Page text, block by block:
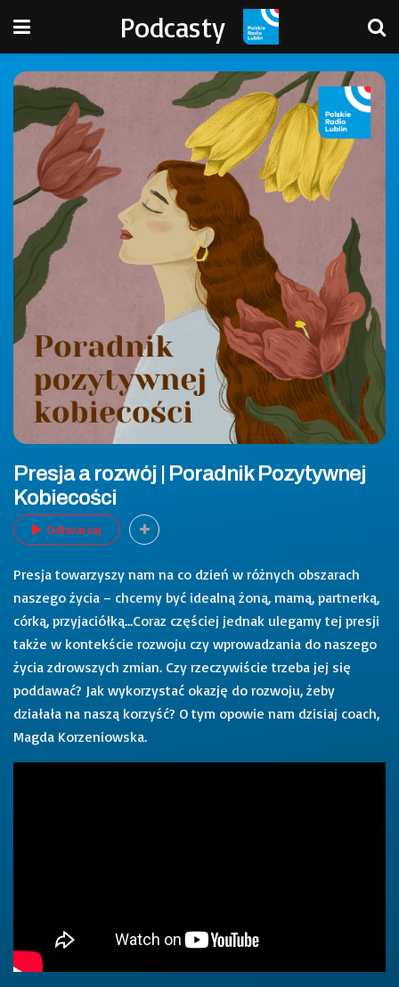
Podcasty
Presja a rozwój | Poradnik Pozytywnej
Kobiecości
Odtwarzaj
Presja towarzyszy nam na co dzień w różnych obszarach
naszego życia – chcemy być idealną żoną, mamą, partnerką,
córką, przyjaciółką…Coraz częściej jednak ulegamy tej presji
także w kontekście rozwoju czy wprowadzania do naszego
życia zdrowszych zmian. Czy rzeczywiście trzeba jej się
poddawać? Jak wykorzystać okazję do rozwoju, żeby
działała na naszą korzyść? O tym opowie nam dzisiaj coach,
Magda Korzeniowska.